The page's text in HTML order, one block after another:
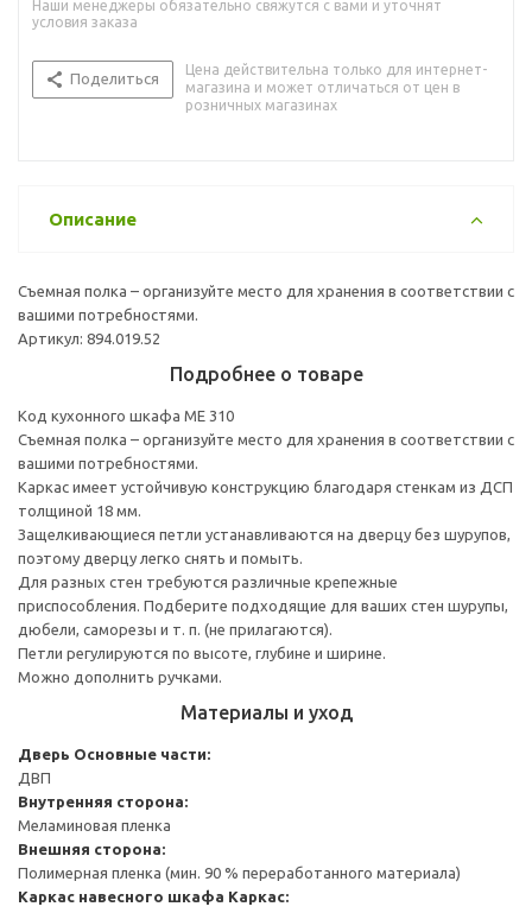
Наши менеджеры обязательно свяжутся с вами и уточнят
условия заказа
Поделиться
Цена действительна только для интернет-
магазина и может отличаться от цен в
розничных магазинах
Описание
Съемная полка – организуйте место для хранения в соответствии с
вашими потребностями.
Артикул: 894.019.52
Подробнее о товаре
Код кухонного шкафа ME 310
Съемная полка – организуйте место для хранения в соответствии с
вашими потребностями.
Каркас имеет устойчивую конструкцию благодаря стенкам из ДСП
толщиной 18 мм.
Защелкивающиеся петли устанавливаются на дверцу без шурупов,
поэтому дверцу легко снять и помыть.
Для разных стен требуются различные крепежные
приспособления. Подберите подходящие для ваших стен шурупы,
дюбели, саморезы и т. п. (не прилагаются).
Петли регулируются по высоте, глубине и ширине.
Можно дополнить ручками.
Материалы и уход
Дверь Основные части:
ДВП
Внутренняя сторона:
Меламиновая пленка
Внешняя сторона:
Полимерная пленка (мин. 90 % переработанного материала)
Каркас навесного шкафа Каркас: